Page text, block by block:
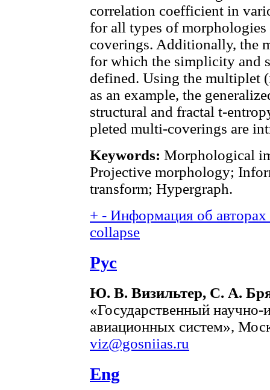
correlation coefficient in
for all types of
coverings. Additionally, the
for which the simplicity and
defined. Using the multiplet
as an example, the
structural and fractal t-
pleted multi-coverings are
Keywords: Morphological
Projective morphology;
transform; Hypergraph.
+ - Информация об
collapse
Рус
Ю. В. Визильтер, С. А.
«Государственный научно-
авиационных систем»,
viz@gosniias.ru
Eng